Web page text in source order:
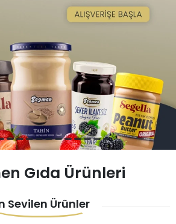
Gıda Ürünleri
Sevilen Ürünler